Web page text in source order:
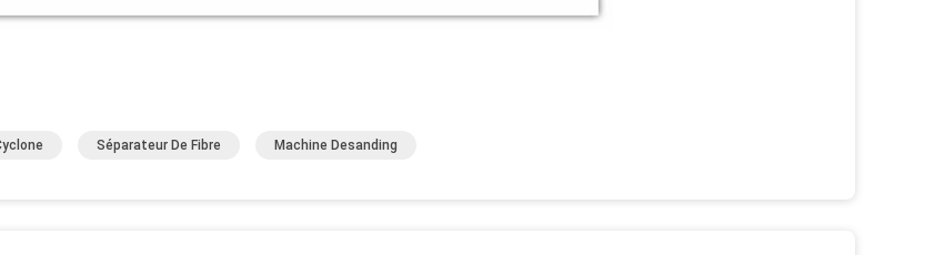
Séparateur De Fibre Machine Desanding